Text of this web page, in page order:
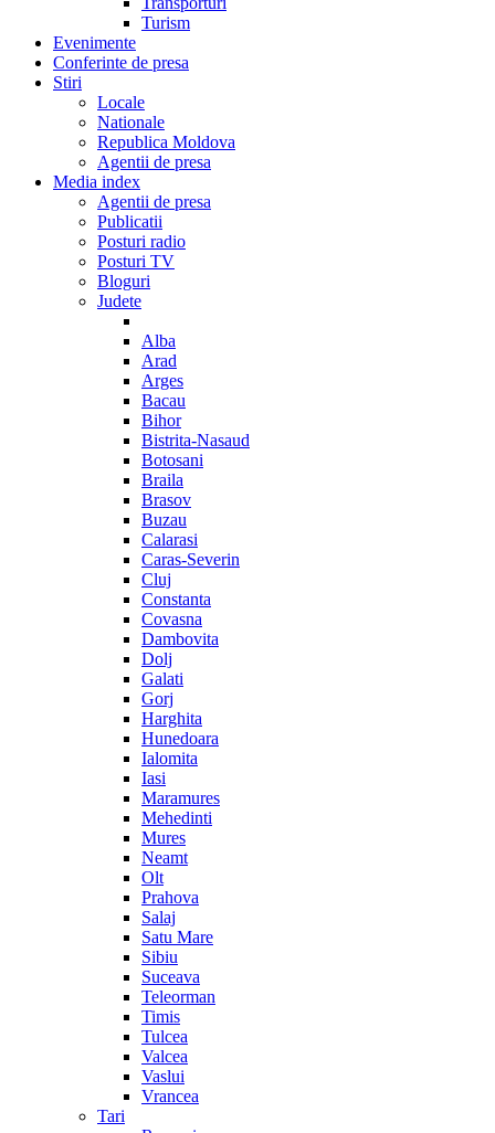
Turism
Evenimente
Conferinte de presa
Stiri
Locale
Nationale
Republica Moldova
Agentii de presa
Media index
Agentii de presa
Publicatii
Posturi radio
Posturi TV
Bloguri
Judete
Alba
Arad
Arges
Bacau
Bihor
Bistrita-Nasaud
Botosani
Braila
Brasov
Buzau
Calarasi
Caras-Severin
Cluj
Constanta
Covasna
Dambovita
Dolj
Galati
Gorj
Harghita
Hunedoara
Ialomita
Iasi
Maramures
Mehedinti
Mures
Neamt
Olt
Prahova
Salaj
Satu Mare
Sibiu
Suceava
Teleorman
Timis
Tulcea
Valcea
Vaslui
Vrancea
Tari